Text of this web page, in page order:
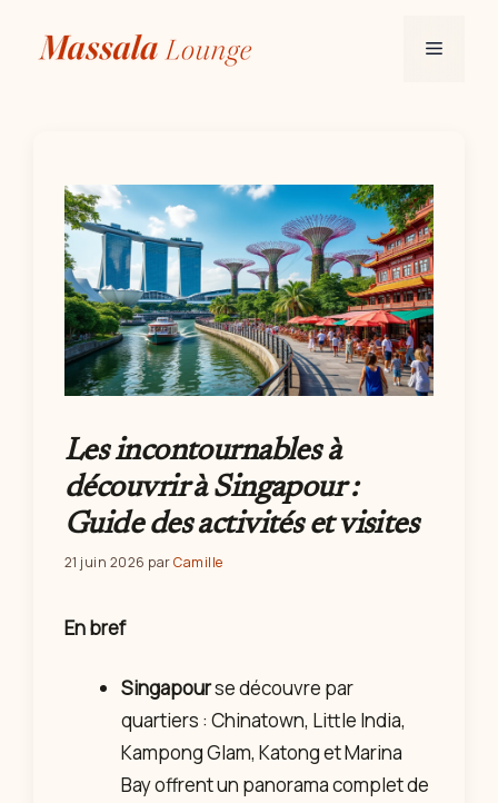
contenu
Menu
Les incontournables à
découvrir à Singapour :
Guide des activités et visites
21 juin 2026 parCamille
En bref
Singapourse découvre par
quartiers : Chinatown, Little India,
Kampong Glam, Katong et Marina
Bay offrent un panorama complet de